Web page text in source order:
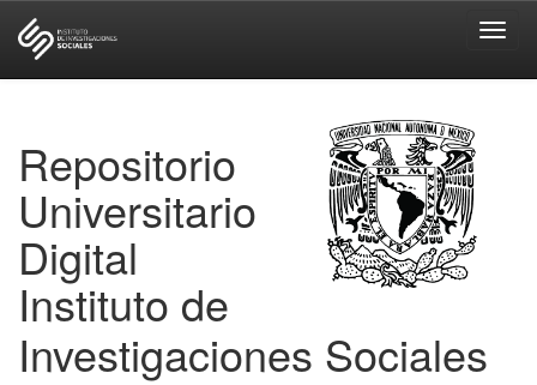
Repositorio
Universitario
Digital
Instituto de
Investigaciones Sociales